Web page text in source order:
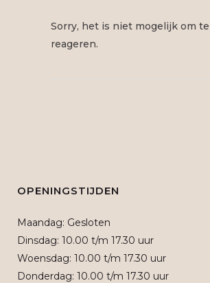
Sorry, het is niet mogelijk om te
reageren.
OPENINGSTIJDEN
Maandag: Gesloten
Dinsdag: 10.00 t/m 17.30 uur
Woensdag: 10.00 t/m 17.30 uur
Donderdag: 10.00 t/m 17.30 uur